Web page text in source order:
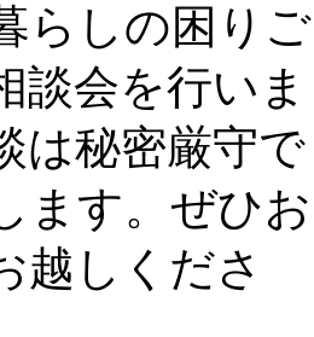
らしの困りご
談会を行いま
は秘密厳守で
ます。ぜひお
越しくださ